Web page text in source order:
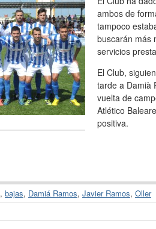
ambos de
tampoco
buscarán más
servicios
El Club,
tarde a Damià
vuelta de
Atlético
positiva.
, bajas, Damiá Ramos, Javier Ramos, Oller